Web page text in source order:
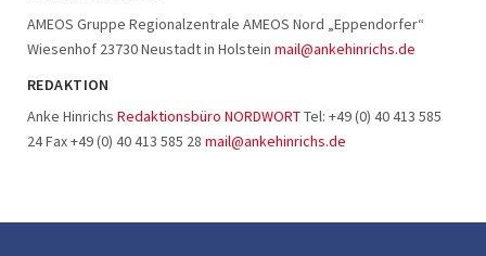
AMEOS Gruppe Regionalzentrale AMEOS Nord „Eppendorfer“
Wiesenhof 23730 Neustadt in Holstein mail@ankehinrichs.de
REDAKTION
Anke Hinrichs Redaktionsbüro NORDWORTTel: +49 (0) 40 413 585
24 Fax +49 (0) 40 413 585 28 mail@ankehinrichs.de